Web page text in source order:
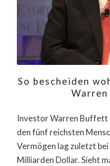
So bescheiden
Investor Warren Buffett
den fünf reichsten
Vermögen lag zuletzt
Milliarden Dollar. Sieht